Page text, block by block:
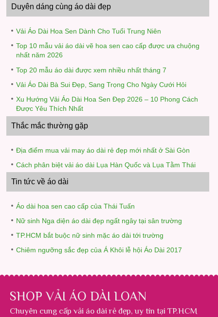
Duyên dáng cùng áo dài đẹp
Vải Áo Dài Hoa Sen Dành Cho Tuổi Trung Niên
Top 10 mẫu vải áo dài vẽ hoa sen cao cấp được ưa chuộng
nhất năm 2026
Top 20 mẫu áo dài được xem nhiều nhất tháng 7
Vải Áo Dài Bà Sui Đẹp, Sang Trọng Cho Ngày Cưới Hỏi
Xu Hướng Vải Áo Dài Hoa Sen Đẹp 2026 – 10 Phong Cách
Được Yêu Thích Nhất
Thắc mắc thường gặp
Địa điểm mua vải may áo dài rẻ đẹp mới nhất ở Sài Gòn
Cách phân biệt vải áo dài Lụa Hàn Quốc và Lụa Tằm Thái
Tin tức về áo dài
Áo dài hoa sen cao cấp của Thái Tuấn
Nữ sinh Nga diện áo dài đẹp ngất ngây tại sân trường
TP.HCM bắt buộc nữ sinh mặc áo dài tới trường
Chiêm ngưỡng sắc đẹp của Á Khôi lễ hội Áo Dài 2017
SHOP VẢI ÁO DÀI LOAN
Chuyên cung cấp vải áo dài rẻ đẹp, uy tín tại TP.HCM